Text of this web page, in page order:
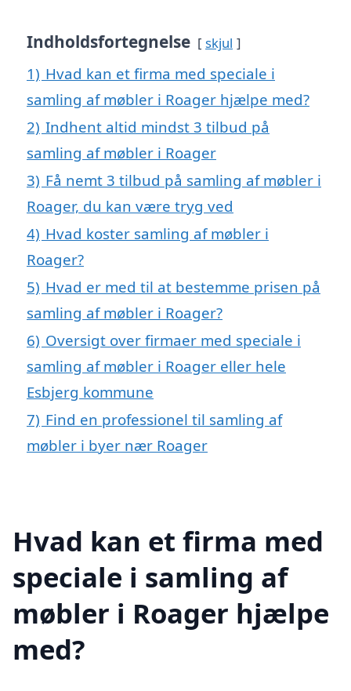
Indholdsfortegnelse skjul
1) Hvad kan et firma med speciale i
samling af møbler i Roager hjælpe med?
2) Indhent altid mindst 3 tilbud på
samling af møbler i Roager
3) Få nemt 3 tilbud på samling af møbler i
Roager, du kan være tryg ved
4) Hvad koster samling af møbler i
Roager?
5) Hvad er med til at bestemme prisen på
samling af møbler i Roager?
6) Oversigt over firmaer med speciale i
samling af møbler i Roager eller hele
Esbjerg kommune
7) Find en professionel til samling af
møbler i byer nær Roager
Hvad kan et firma med
speciale i samling af
møbler i Roager hjælpe
med?